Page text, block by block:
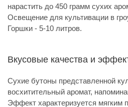
нарастить до 450 грамм сухих
Освещение для культивации в
Горшки - 5-10 литров.
Вкусовые качества и
Сухие бутоны представленной
восхитительный аромат,
Эффект характеризуется мягким